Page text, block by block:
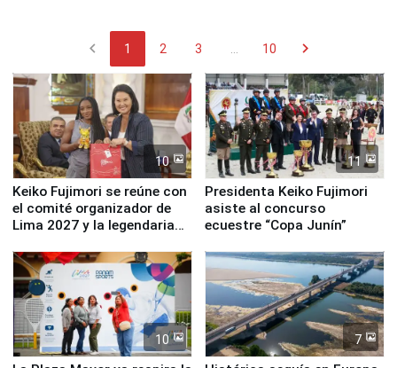
chevron_left 1 2 3 10 chevron_right
10
Keiko Fujimori se reúne con
el comité organizador de
Lima 2027 y la legendaria
11
Presidenta Keiko Fujimori
asiste al concurso
ecuestre “Copa Junín”
10 7